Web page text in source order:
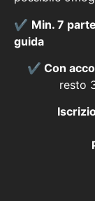
✔️ Min. 7
guida
✔️ Con
resto